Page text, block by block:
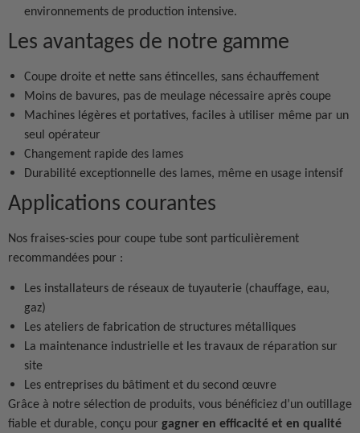
environnements de production intensive.
Les avantages de notre gamme
Coupe droite et nette sans étincelles, sans échauffement
Moins de bavures, pas de meulage nécessaire après coupe
Machines légères et portatives, faciles à utiliser même par un
seul opérateur
Changement rapide des lames
Durabilité exceptionnelle des lames, même en usage intensif
Applications courantes
Nos fraises-scies pour coupe tube sont particulièrement
recommandées pour :
Les installateurs de réseaux de tuyauterie (chauffage, eau,
gaz)
Les ateliers de fabrication de structures métalliques
La maintenance industrielle et les travaux de réparation sur
site
Les entreprises du bâtiment et du second œuvre
Grâce à notre sélection de produits, vous bénéficiez d’un outillage
fiable et durable, conçu pour gagner en efficacité et en qualité